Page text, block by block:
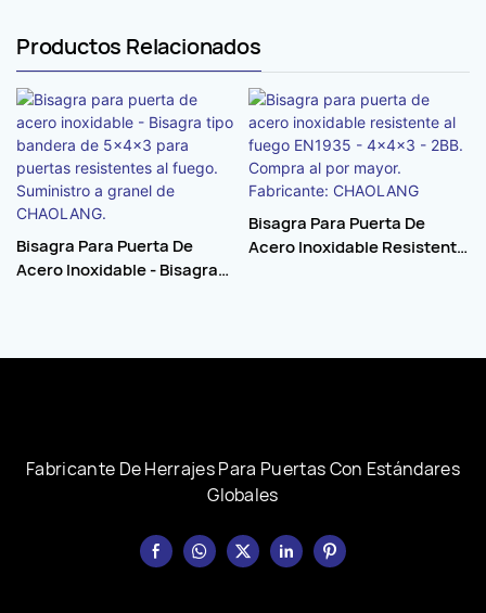
Productos Relacionados
Bisagra Para Puerta De
Acero Inoxidable - Bisagra
De CHAOLANG.
Bisagra Para Puerta De
Acero Inoxidable Resistente
Fabricante De Herrajes Para Puertas Con Estándares
Globales